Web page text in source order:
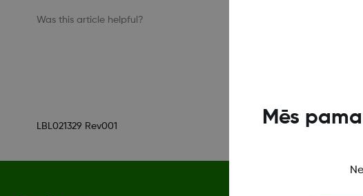
Was this article helpful?
LBL021329 Rev001
Mēs